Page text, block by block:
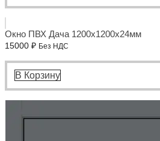
Окно ПВХ Дача 1200x1200x24мм
15000 ₽ Без НДС
В Корзину